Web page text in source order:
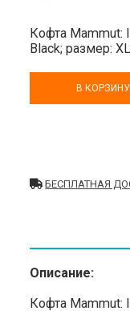
Кофта Mammut:
Black;размер:
В КОРЗИНУ
БЕСПЛАТНАЯ
Описание:
Кофта Mammut: